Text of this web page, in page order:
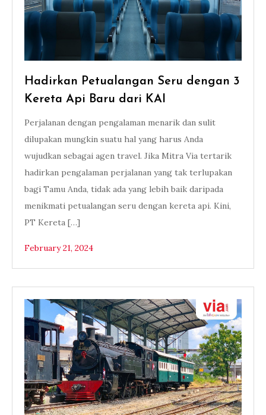
Hadirkan Petualangan Seru dengan 3
Kereta Api Baru dari KAI
Perjalanan dengan pengalaman menarik dan sulit
dilupakan mungkin suatu hal yang harus Anda
wujudkan sebagai agen travel. Jika Mitra Via tertarik
hadirkan pengalaman perjalanan yang tak terlupakan
bagi Tamu Anda, tidak ada yang lebih baik daripada
menikmati petualangan seru dengan kereta api. Kini,
PT Kereta […]
February 21, 2024